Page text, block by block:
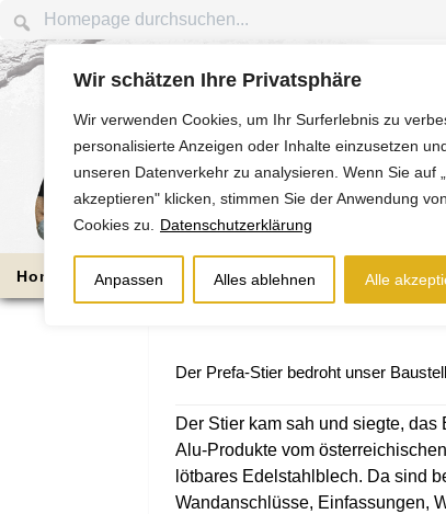
Wir schätzen Ihre Privatsphäre
Wir verwenden Cookies, um Ihr Surferlebnis zu
personalisierte Anzeigen oder Inhalte einzusetzen
unseren Datenverkehr zu analysieren. Wenn Sie auf
akzeptieren" klicken, stimmen Sie der Anwendung von
Cookies zu.
Datenschutzerklärung
Anpassen Alles ablehnen Alle
Home Die Nussbaums Bauabschnitte
Der Prefa-Stier bedroht unser
Der Stier kam sah und siegte,
Alu-Produkte vom
lötbares Edelstahlblech. Da sind
Wandanschlüsse, Einfassungen,